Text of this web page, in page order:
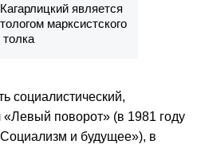
является
марксистского
толка
социалистический,
«Левый поворот» (в 1981 году
и будущее»), в